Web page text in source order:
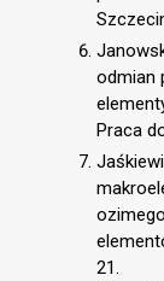
odmian
Praca
21.